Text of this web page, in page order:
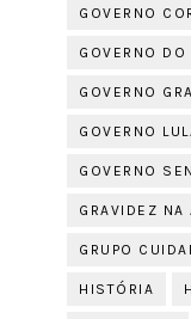
GOVERNO
GOVERNO DO
GOVERNO
GOVERNO
GOVERNO
GRAVIDEZ NA
GRUPO
HISTÓRIA